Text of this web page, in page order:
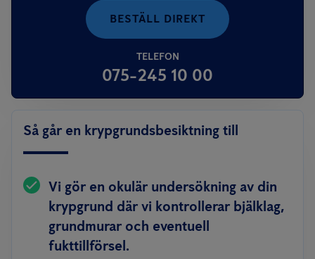
BESTÄLL DIREKT
TELEFON
075-245 10 00
Så går en krypgrundsbesiktning till
Vi gör en okulär undersökning av din
krypgrund där vi kontrollerar bjälklag,
grundmurar och eventuell
fukttillförsel.